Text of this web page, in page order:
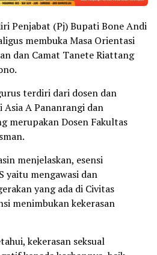
Penjabat (Pj) Bupati Bone Andi
membuka Masa Orientasi
dan Camat Tanete Riattang
terdiri dari dosen dan
Asia A Pananrangi dan
merupakan Dosen Fakultas
menjelaskan, esensi
yaitu mengawasi dan
yang ada di Civitas
menimbukan kekerasan
kekerasan seksual